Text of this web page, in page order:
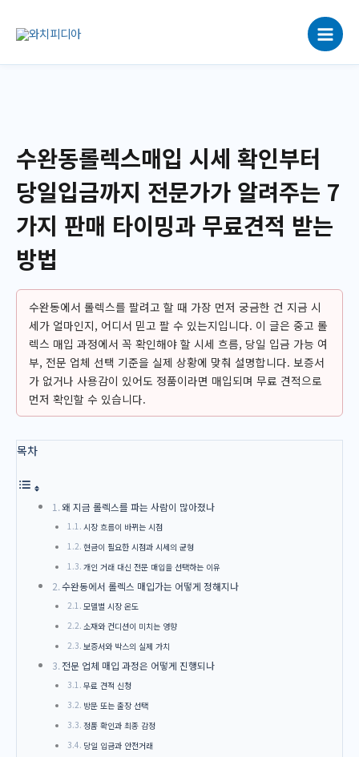
로
수완동롤렉스매입 시세 확인부터
당일입금까지 전문가가 알려주는 7
가지 판매 타이밍과 무료견적 받는
방법
수완동에서 롤렉스를 팔려고 할 때 가장 먼저 궁금한 건 지금 시
세가 얼마인지, 어디서 믿고 팔 수 있는지입니다. 이 글은 중고 롤
렉스 매입 과정에서 꼭 확인해야 할 시세 흐름, 당일 입금 가능 여
부, 전문 업체 선택 기준을 실제 상황에 맞춰 설명합니다. 보증서
가 없거나 사용감이 있어도 정품이라면 매입되며 무료 견적으로
먼저 확인할 수 있습니다.
목차
왜 지금 롤렉스를 파는 사람이 많아졌나
시장 흐름이 바뀌는 시점
현금이 필요한 시점과 시세의 균형
개인 거래 대신 전문 매입을 선택하는 이유
수완동에서 롤렉스 매입가는 어떻게 정해지나
모델별 시장 온도
소재와 컨디션이 미치는 영향
보증서와 박스의 실제 가치
전문 업체 매입 과정은 어떻게 진행되나
무료 견적 신청
방문 또는 출장 선택
정품 확인과 최종 감정
당일 입금과 안전거래